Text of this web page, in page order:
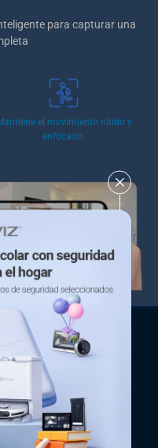
para capturar una
el movimiento nítido y
enfocado.
vivos
tradicional, que
apagado, la visión
tonos realistas y detalles
con poca luz.